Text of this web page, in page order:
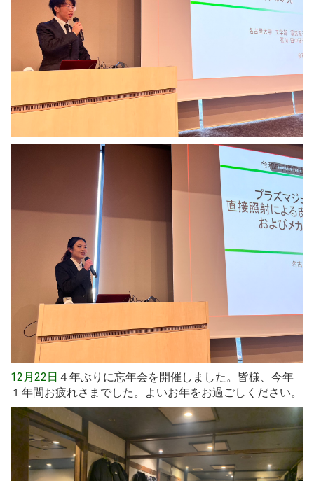
12月22日 ４年ぶりに忘年会を開催しました。皆様、今年
１年間お疲れさまでした。よいお年をお過ごしください。